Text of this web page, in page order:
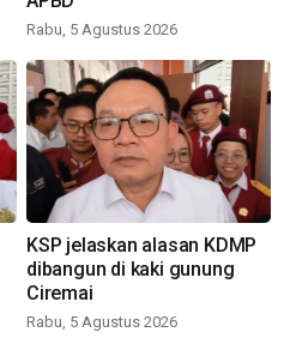
Rabu, 5 Agustus 2026
KSP jelaskan alasan KDMP
dibangun di kaki gunung
Ciremai
Rabu, 5 Agustus 2026